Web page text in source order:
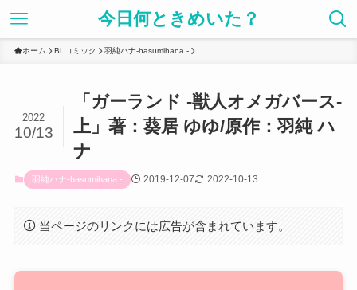
今日何ときめいた？
ホーム BLコミック 羽純ハナ-hasumihana -
「ガーランド -獣人オメガバース-
上」著：葵居 ゆゆ/原作：羽純 ハ
ナ
2022
10/13
羽純ハナ-hasumihana - 2019-12-07 2022-10-13
当ページのリンクには広告が含まれています。